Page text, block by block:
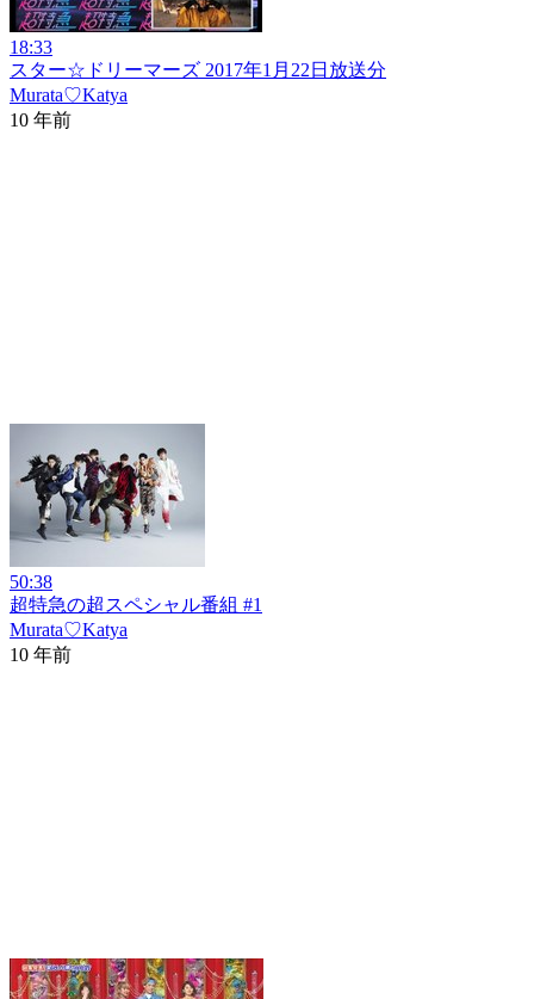
18:33
スター☆ドリーマーズ 2017年1月22日放送分
Murata♡Katya
10 年前
50:38
超特急の超スペシャル番組 #1
Murata♡Katya
10 年前